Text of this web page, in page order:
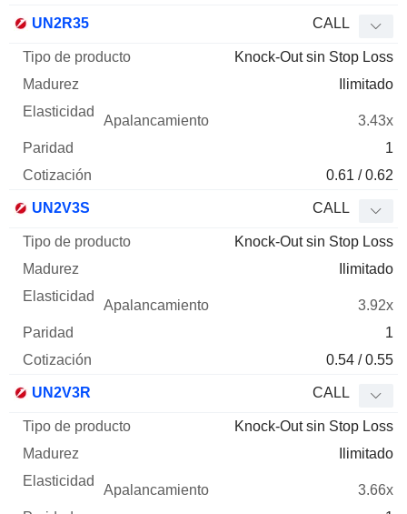
UN2R35 CALL
Knock-Out sin Stop Loss
Ilimitado
3.43x
1
0.61 / 0.62
UN2V3S CALL
Knock-Out sin Stop Loss
Ilimitado
3.92x
1
0.54 / 0.55
UN2V3R CALL
Knock-Out sin Stop Loss
Ilimitado
3.66x